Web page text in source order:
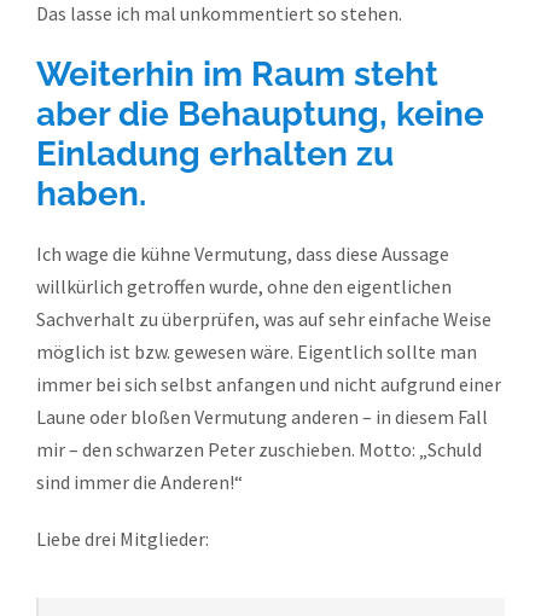
Das lasse ich mal unkommentiert so stehen.
Weiterhin im Raum steht
aber die Behauptung, keine
Einladung erhalten zu
haben.
Ich wage die kühne Vermutung, dass diese Aussage
willkürlich getroffen wurde, ohne den eigentlichen
Sachverhalt zu überprüfen, was auf sehr einfache Weise
möglich ist bzw. gewesen wäre. Eigentlich sollte man
immer bei sich selbst anfangen und nicht aufgrund einer
Laune oder bloßen Vermutung anderen – in diesem Fall
mir – den schwarzen Peter zuschieben. Motto: „Schuld
sind immer die Anderen!“
Liebe drei Mitglieder: